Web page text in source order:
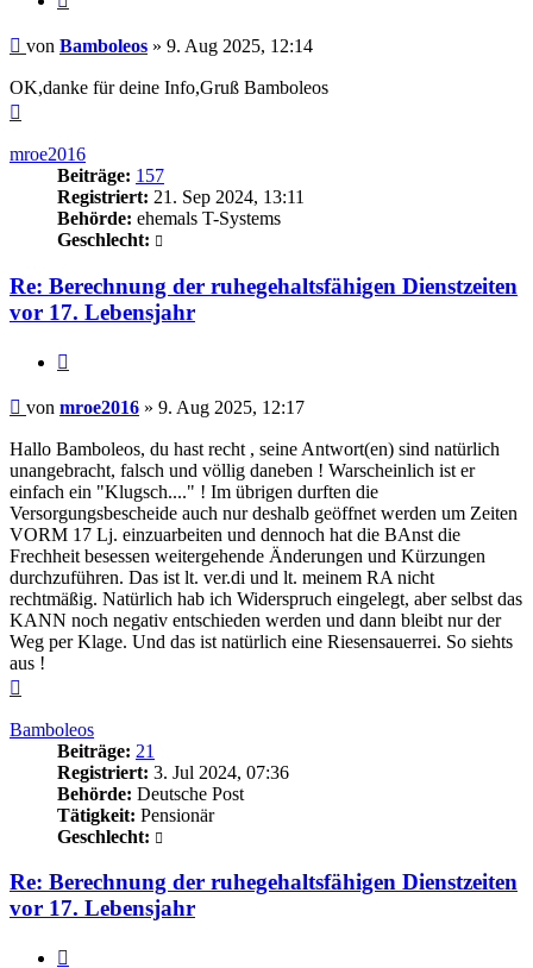
Beitrag
von Bamboleos » 9. Aug 2025, 12:14
OK,danke für deine Info,Gruß Bamboleos
mroe2016
Beiträge: 157
Registriert: 21. Sep 2024, 13:11
Behörde: ehemals T-Systems
Geschlecht:
Re: Berechnung der ruhegehaltsfähigen Dienstzeiten
vor 17. Lebensjahr
Beitrag
von mroe2016 » 9. Aug 2025, 12:17
Hallo Bamboleos, du hast recht , seine Antwort(en) sind natürlich
unangebracht, falsch und völlig daneben ! Warscheinlich ist er
einfach ein "Klugsch...." ! Im übrigen durften die
Versorgungsbescheide auch nur deshalb geöffnet werden um Zeiten
VORM 17 Lj. einzuarbeiten und dennoch hat die BAnst die
Frechheit besessen weitergehende Änderungen und Kürzungen
durchzuführen. Das ist lt. ver.di und lt. meinem RA nicht
rechtmäßig. Natürlich hab ich Widerspruch eingelegt, aber selbst das
KANN noch negativ entschieden werden und dann bleibt nur der
Weg per Klage. Und das ist natürlich eine Riesensauerrei. So siehts
aus !
Bamboleos
Beiträge: 21
Registriert: 3. Jul 2024, 07:36
Behörde: Deutsche Post
Tätigkeit: Pensionär
Geschlecht:
Re: Berechnung der ruhegehaltsfähigen Dienstzeiten
vor 17. Lebensjahr